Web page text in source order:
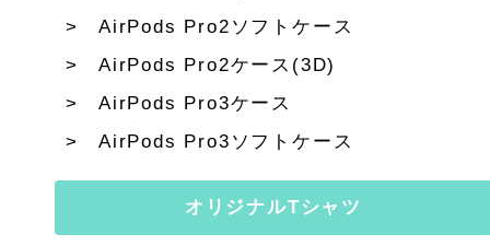
AirPods Pro2ソフトケース
AirPods Pro2ケース(3D)
AirPods Pro3ケース
AirPods Pro3ソフトケース
オリジナルTシャツ